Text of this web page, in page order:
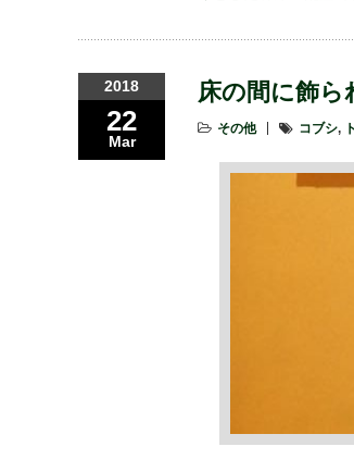
2018
22
Mar
床の間に飾ら
その他 コブシ,